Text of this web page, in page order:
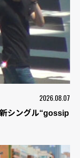
2026.08.07
シングル“gossip